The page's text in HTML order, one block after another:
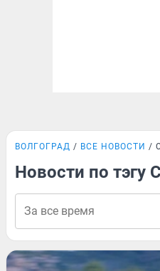
ВОЛГОГРАД ВСЕ НОВОСТИ
Новости по